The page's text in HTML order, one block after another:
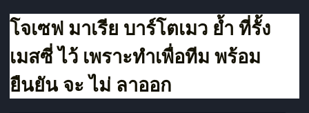
โจเซฟ มาเรีย บาร์โตเมว ย้ำ ที่รั้ง
เมสซี่ ไว้ เพราะทำเพื่อทีม พร้อม
ยืนยัน จะ ไม่ ลาออก